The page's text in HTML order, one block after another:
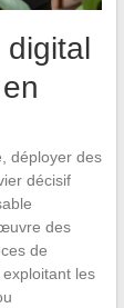
digital
déployer des
décisif
des
de
les